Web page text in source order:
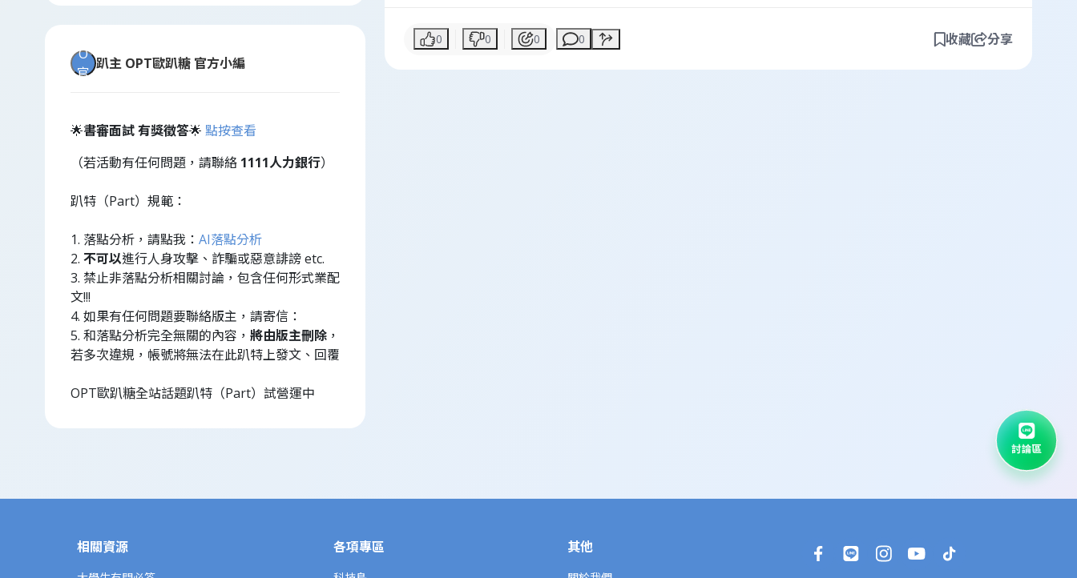
O
官
趴主 OPT歐趴糖 官方小編
🌟書審面試 有獎徵答🌟 點按查看
（若活動有任何問題，請聯絡 1111人力銀行）
趴特（Part）規範：
1. 落點分析，請點我： AI落點分析
2. 不可以進行人身攻擊、詐騙或惡意誹謗 etc.
3. 禁止非落點分析相關討論，包含任何形式業配
文!!!
4. 如果有任何問題要聯絡版主，請寄信：
5. 和落點分析完全無關的內容， 將由版主刪除 ，
若多次違規，帳號將無法在此趴特上發文、回覆
OPT歐趴糖全站話題趴特（Part）試營運中
0 0 0 0 收藏 分享
相關資源 各項專區 其他